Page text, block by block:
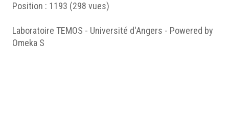
Position : 1193 (298 vues)
Laboratoire TEMOS - Université d'Angers - Powered by
Omeka S